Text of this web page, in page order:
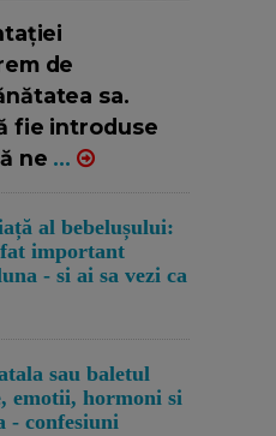
de
sa.
fie introduse
ne ...
al bebelușului:
important
- si ai sa vezi ca
sau baletul
emotii, hormoni si
- confesiuni